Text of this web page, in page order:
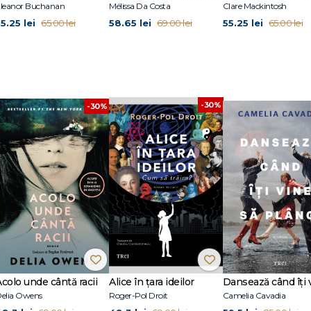
și două pisici roșcate.
în peste 25 de țări. A fost nominalizat la The Authors’ Club Best First
Buchanan
lei 65.00 lei
Mélissa Da Costa
58.65 lei 69.00 lei
Clare Mackintosh
55.25 lei 65.00 lei
-30%
unde cântă racii
Owens
-30%
Alice în țara ideilor
Roger-Pol Droit Camelia Cavadia